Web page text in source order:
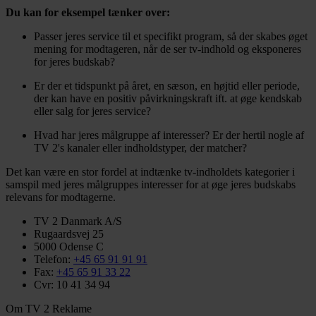
Du kan for eksempel tænker over:
Passer jeres service til et specifikt program, så der skabes øget
mening for modtageren, når de ser tv-indhold og eksponeres
for jeres budskab?
Er der et tidspunkt på året, en sæson, en højtid eller periode,
der kan have en positiv påvirkningskraft ift. at øge kendskab
eller salg for jeres service?
Hvad har jeres målgruppe af interesser? Er der hertil nogle af
TV 2's kanaler eller indholdstyper, der matcher?
Det kan være en stor fordel at indtænke tv-indholdets kategorier i
samspil med jeres målgruppes interesser for at øge jeres budskabs
relevans for modtagerne.
TV 2 Danmark A/S
Rugaardsvej 25
5000 Odense C
Telefon: +45 65 91 91 91
Fax: +45 65 91 33 22
Cvr: 10 41 34 94
Om TV 2 Reklame